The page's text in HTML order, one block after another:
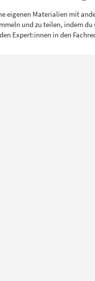
eigenen Materialien mit
und zu teilen, indem
Expert:innen in den